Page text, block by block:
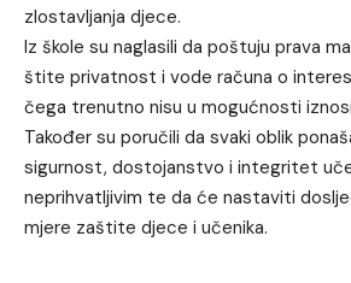
zlostavljanja djece.
Iz škole su naglasili da poštuju prava
štite privatnost i vode računa o
čega trenutno nisu u mogućnosti
Također su poručili da svaki oblik
sigurnost, dostojanstvo i integritet
neprihvatljivim te da će nastaviti
mjere zaštite djece i učenika.